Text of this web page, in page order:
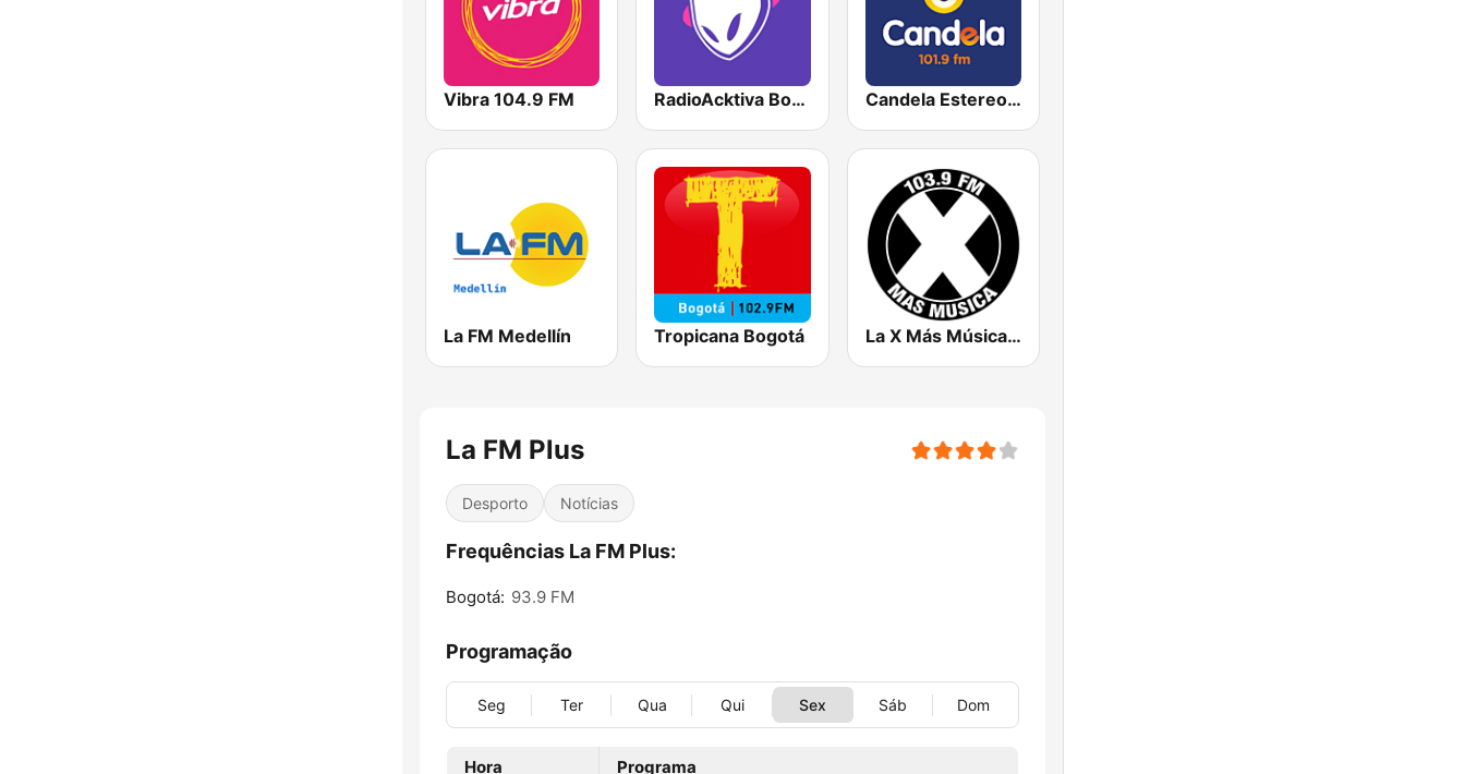
Vibra 104.9 FM RadioAcktiva Bogotá Candela Estereo 101.9 FM
La FM Medellín Tropicana Bogotá La X Más Música 103.9 FM
La FM Plus
Desporto Notícias
Frequências La FM Plus:
Bogotá: 93.9 FM
Programação
Seg Ter Qua Qui Sex Sáb Dom
Hora Programa